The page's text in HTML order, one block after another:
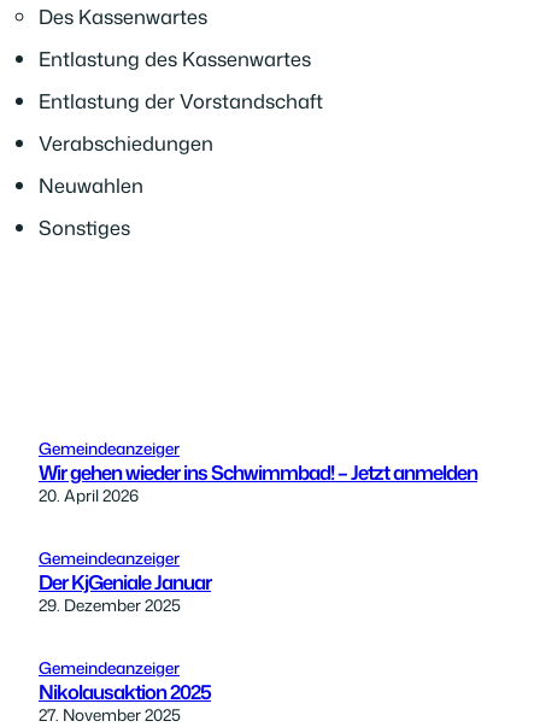
Des Kassenwartes
Entlastung des Kassenwartes
Entlastung der Vorstandschaft
Verabschiedungen
Neuwahlen
Sonstiges
Gemeindeanzeiger
Wir gehen wieder ins Schwimmbad! – Jetzt anmelden
20. April 2026
Gemeindeanzeiger
Der KjGeniale Januar
29. Dezember 2025
Gemeindeanzeiger
Nikolausaktion 2025
27. November 2025